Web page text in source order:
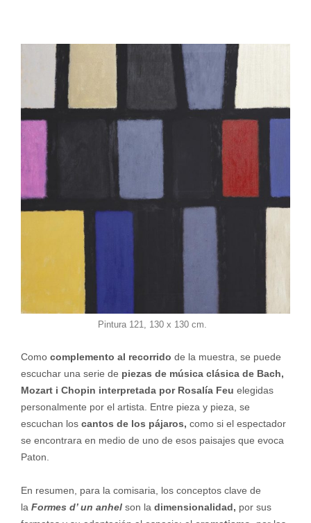
Pintura 121, 130 x 130 cm.
Como complemento al recorrido de la muestra, se puede
escuchar una serie de piezas de música clásica de Bach,
Mozart i Chopin interpretada por Rosalía Feu elegidas
personalmente por el artista. Entre pieza y pieza, se
escuchan los cantos de los pájaros, como si el espectador
se encontrara en medio de uno de esos paisajes que evoca
Paton.
En resumen, para la comisaria, los conceptos clave de
la Formes d’ un anhel son la dimensionalidad, por sus